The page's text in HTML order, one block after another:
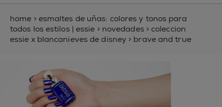
home > esmaltes de uñas: colores y tonos para
todos los estilos | essie > novedades > coleccion
essie x blancanieves de disney > brave and true